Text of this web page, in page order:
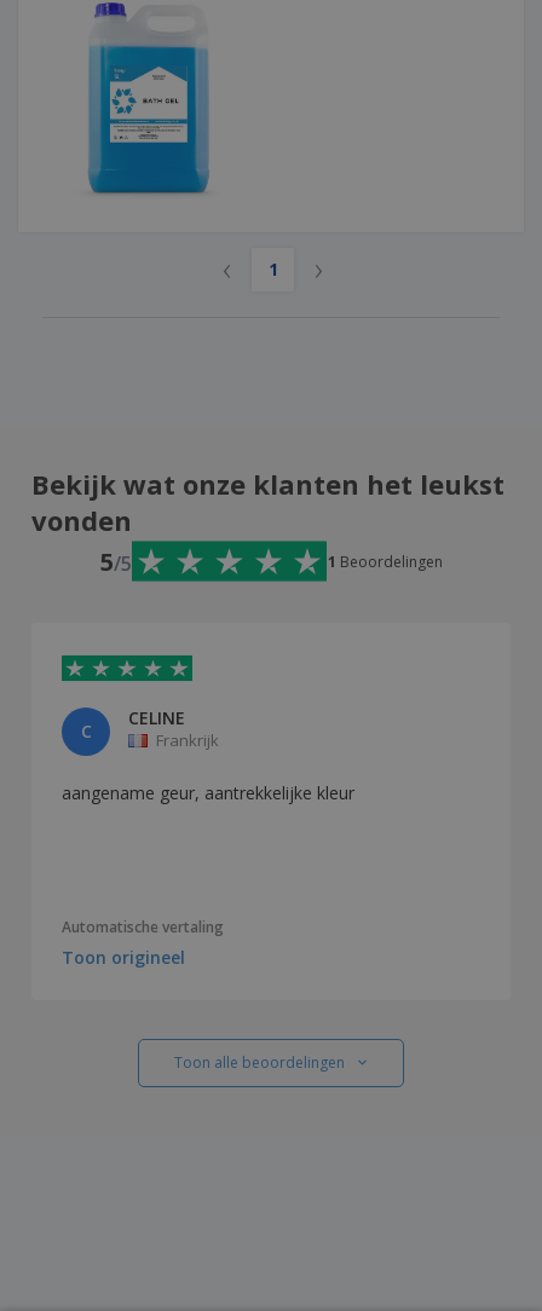
‹ 1 ›
Bekijk wat onze klanten het leukst
vonden
5/5 1 Beoordelingen
C
CELINE
Frankrijk
aangename geur, aantrekkelijke kleur
Automatische vertaling
Toon origineel
Toon alle beoordelingen